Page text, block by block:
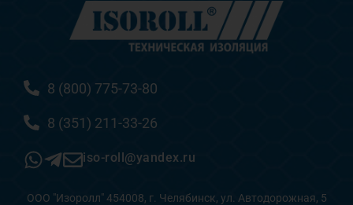
8 (800) 775-73-80
8 (351) 211-33-26
iso-roll@yandex.ru
ООО "Изоролл" 454008, г. Челябинск, ул. Автодорожная, 5